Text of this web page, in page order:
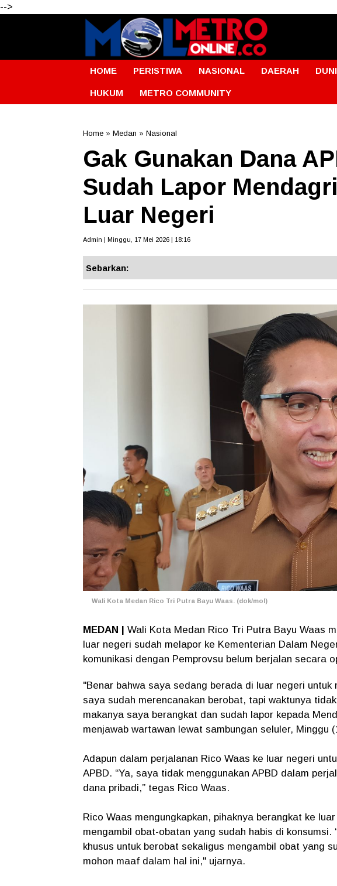
-->
HOME PERISTIWA NASIONAL DAERAH
HUKUM METRO COMMUNITY
Home » Medan » Nasional
Gak Gunakan Dana
Sudah Lapor
Luar Negeri
Admin | Minggu, 17 Mei 2026 | 18:16
Sebarkan:
Wali Kota Medan Rico Tri Putra Bayu Waas. (dok/mol)
MEDAN |
Wali Kota Medan Rico Tri Putra Bayu Waas
luar negeri sudah melapor ke Kementerian Dalam
komunikasi dengan Pemprovsu belum berjalan secara
"Benar bahwa saya sedang berada di luar negeri untuk
saya sudah merencanakan berobat, tapi waktunya
makanya saya berangkat dan sudah lapor kepada
menjawab wartawan lewat sambungan seluler, Minggu
Adapun dalam perjalanan Rico Waas ke luar negeri
APBD. “Ya, saya tidak menggunakan APBD dalam
dana pribadi,” tegas Rico Waas.
Rico Waas mengungkapkan, pihaknya berangkat ke
mengambil obat-obatan yang sudah habis di
khusus untuk berobat sekaligus mengambil obat yang
mohon maaf dalam hal ini," ujarnya.